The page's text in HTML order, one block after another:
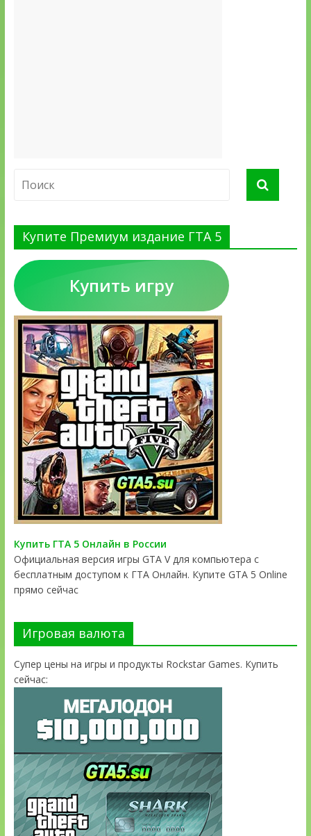
Купите Премиум издание ГТА 5
Купить игру
Купить ГТА 5 Онлайн в России
Официальная версия игры GTA V для компьютера с
бесплатным доступом к ГТА Онлайн. Купите GTA 5 Online
прямо сейчас
Игровая валюта
Супер цены на игры и продукты Rockstar Games. Купить
сейчас: